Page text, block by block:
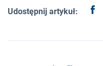
Udostępnij artykuł: